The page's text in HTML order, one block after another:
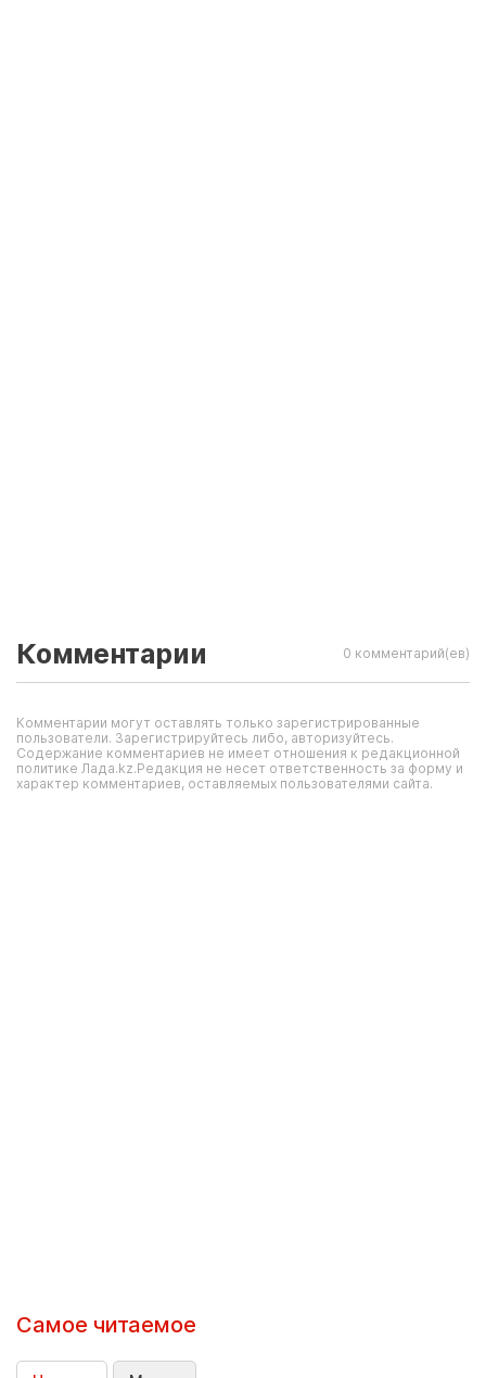
Комментарии 0 комментарий(ев)
Комментарии могут оставлять только зарегистрированные
пользователи. Зарегистрируйтесь либо, авторизуйтесь.
Содержание комментариев не имеет отношения к редакционной
политике Лада.kz.Редакция не несет ответственность за форму и
характер комментариев, оставляемых пользователями сайта.
Самое читаемое